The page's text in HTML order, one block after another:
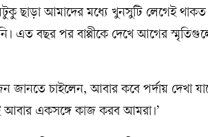
ছাড়া আমাদের মধ্যে খুনসুটি লেগেই
এত বছর পর বাপ্পীকে দেখে আগের
চাইলেন, আবার কবে পর্দায় দেখা
একসঙ্গে কাজ করব আমরা।’